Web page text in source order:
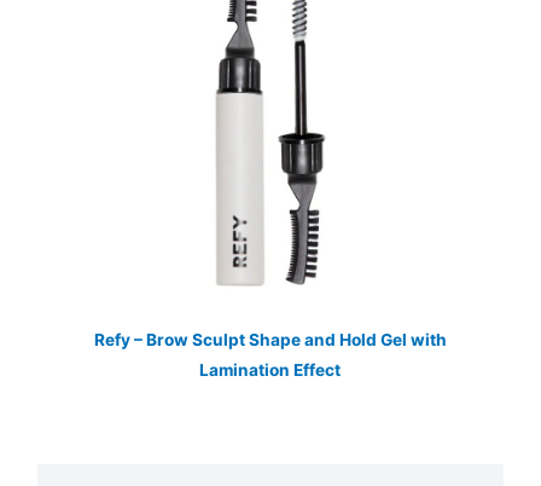
Refy – Brow Sculpt Shape and Hold Gel with
Lamination Effect